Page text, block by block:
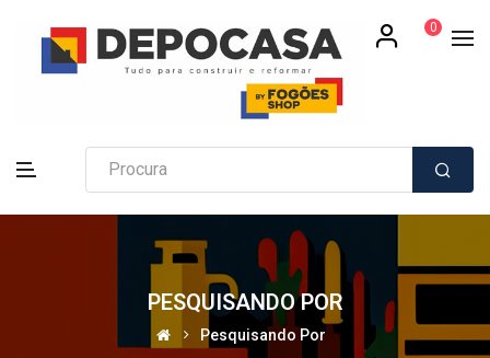
0
PESQUISANDO POR
Pesquisando Por